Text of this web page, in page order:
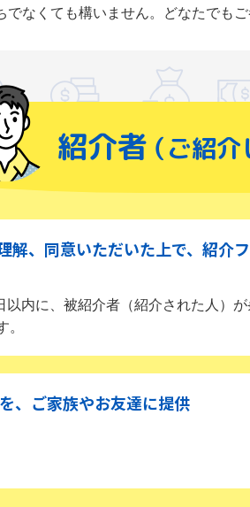
なくても構いません。どなたでもご
紹介者（ご紹介
解、同意いただいた上で、紹介
内に、被紹介者（紹介された人）
、ご家族やお友達に提供